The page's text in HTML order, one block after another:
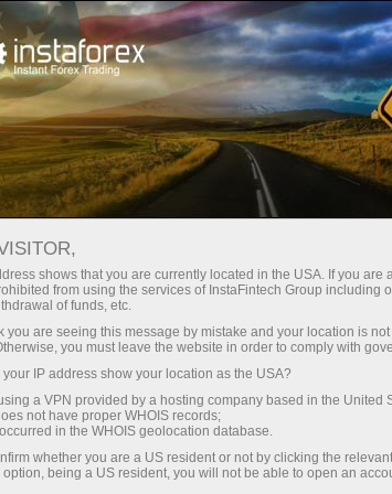
rapide de compte Plateforme de
les traders
débutants
Pour les
investisseurs
Pour les
partenaires
une liste
des
et
shows that you are currently located in the USA. If you are
from using the services of InstaFintech Group including
of funds, etc.
you are seeing this message by mistake and your location is
you must leave the website in order to comply with
IP address show your location as the USA?
a VPN provided by a hosting company based in the United
not have proper WHOIS records;
in the WHOIS geolocation database.
whether you are a US resident or not by clicking the
being a US resident, you will not be able to open an